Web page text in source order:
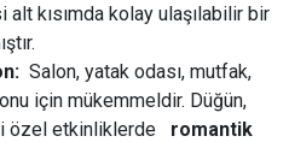
kısımda kolay ulaşılabilir bir
Salon, yatak odası, mutfak,
için mükemmeldir. Düğün,
özel etkinliklerde romantik